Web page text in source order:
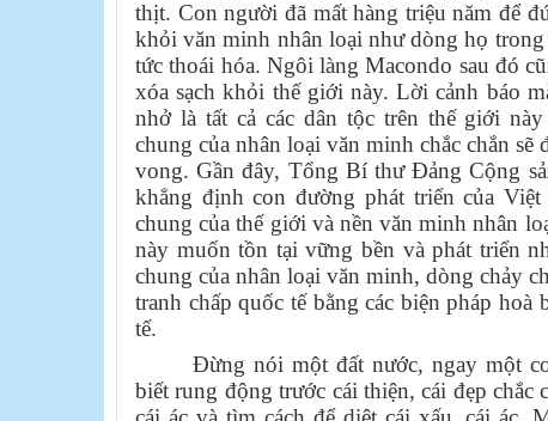
thịt. Con người đã mất hàng triệu năm để
khỏi văn minh nhân loại như dòng họ
tức thoái hóa. Ngôi làng Macondo sau đó
xóa sạch khỏi thế giới này. Lời cảnh báo
nhở là tất cả các dân tộc trên thế giới
chung của nhân loại văn minh chắc chắn
vong. Gần đây, Tổng Bí thư Đảng Cộng
khẳng định con đường phát triển của
chung của thế giới và nền văn minh nhân
này muốn tồn tại vững bền và phát triển
chung của nhân loại văn minh, dòng chảy
tranh chấp quốc tế bằng các biện pháp hoà
tế.
Đừng nói một đất nước, ngay một
biết rung động trước cái thiện, cái đẹp chắc